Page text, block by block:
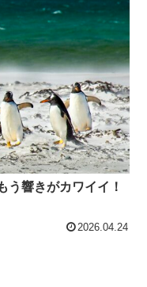
う響きがカワイイ！
2026.04.24